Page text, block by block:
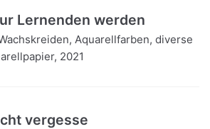
Lernenden werden
Aquarellfarben, diverse
2021
vergesse